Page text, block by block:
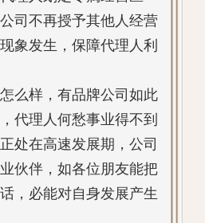
司不再授予其他人经营
象发生，保障代理人利
么样，有品牌公司如此
代理人何愁事业得不到
处在高速发展期，公司
伙伴，如各位朋友能把
，必能对自身发展产生